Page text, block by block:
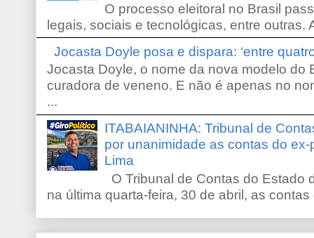
O processo eleitoral no Brasil
legais, sociais e tecnológicas, entre outras.
Jocasta Doyle posa e dispara: ‘entre
Jocasta Doyle, o nome da nova modelo do
curadora de veneno. E não é apenas no
...
ITABAIANINHA: Tribunal de
por unanimidade as contas do
Lima
O Tribunal de Contas do Estado
na última quarta-feira, 30 de abril, as